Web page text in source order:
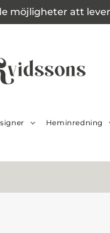
möjligheter att
Heminredning